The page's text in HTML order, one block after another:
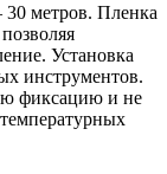
метров. Пленка
Установка
инструментов.
фиксацию и не